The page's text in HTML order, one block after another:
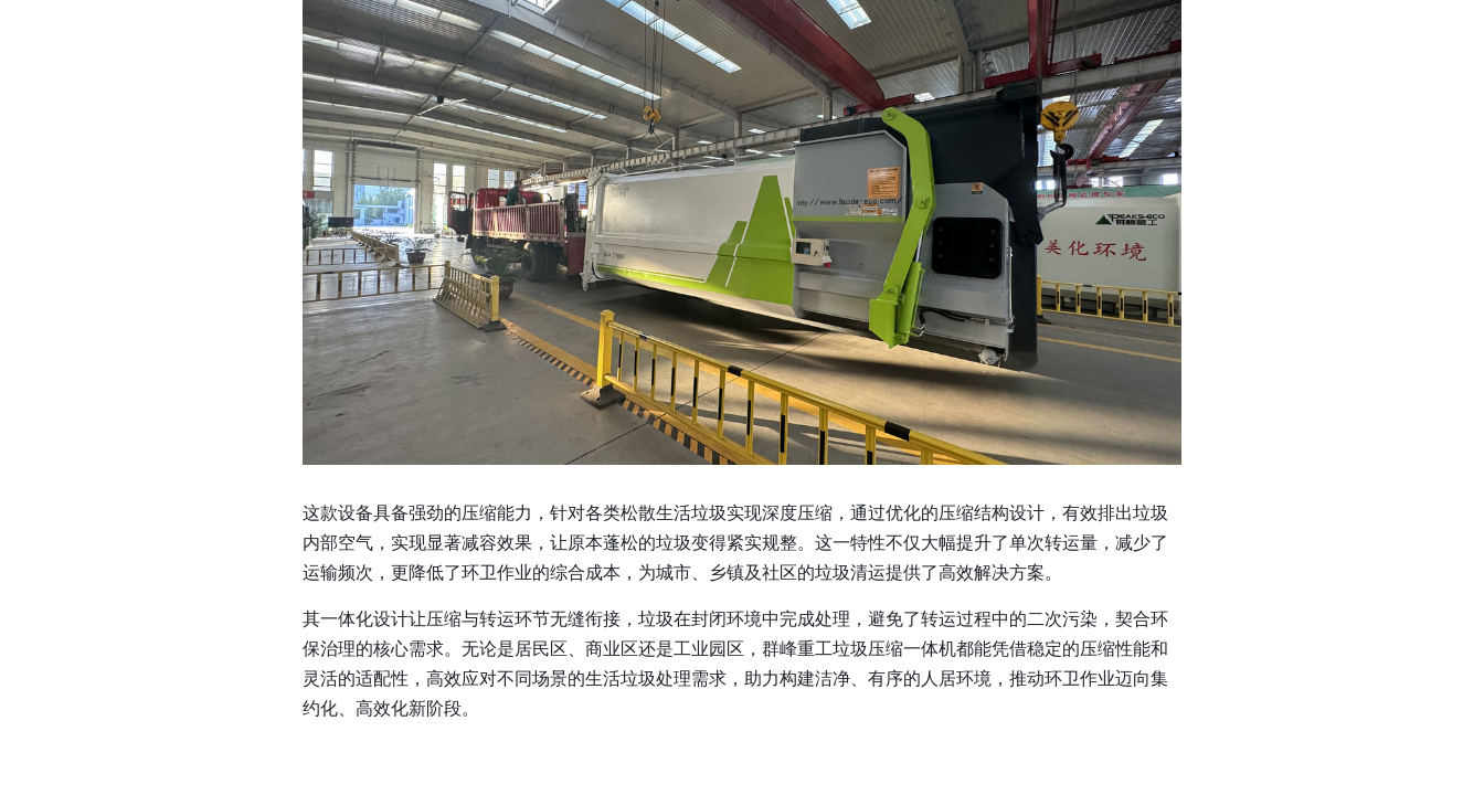
这款设备具备强劲的压缩能力，针对各类松散生活垃圾实现深度压缩，通过优化的压缩结构设计，有效排出垃圾
内部空气，实现显著减容效果，让原本蓬松的垃圾变得紧实规整。这一特性不仅大幅提升了单次转运量，减少了
运输频次，更降低了环卫作业的综合成本，为城市、乡镇及社区的垃圾清运提供了高效解决方案。​
其一体化设计让压缩与转运环节无缝衔接，垃圾在封闭环境中完成处理，避免了转运过程中的二次污染，契合环
保治理的核心需求。无论是居民区、商业区还是工业园区，群峰重工垃圾压缩一体机都能凭借稳定的压缩性能和
灵活的适配性，高效应对不同场景的生活垃圾处理需求，助力构建洁净、有序的人居环境，推动环卫作业迈向集
约化、高效化新阶段。